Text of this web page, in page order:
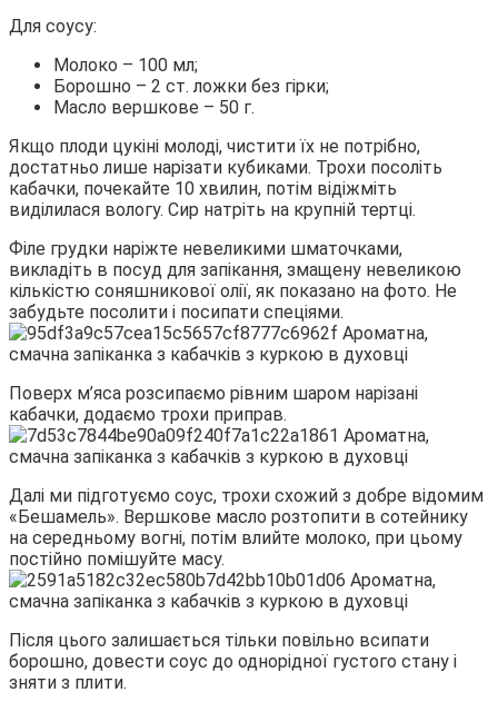
Для соусу:
Молоко – 100 мл;
Борошно – 2 ст. ложки без гірки;
Масло вершкове – 50 г.
Якщо плоди цукіні молоді, чистити їх не потрібно,
достатньо лише нарізати кубиками. Трохи посоліть
кабачки, почекайте 10 хвилин, потім відіжміть
виділилася вологу. Сир натріть на крупній тертці.
Філе грудки наріжте невеликими шматочками,
викладіть в посуд для запікання, змащену невеликою
кількістю соняшникової олії, як показано на фото. Не
забудьте посолити і посипати спеціями.
Поверх м’яса розсипаємо рівним шаром нарізані
кабачки, додаємо трохи приправ.
Далі ми підготуємо соус, трохи схожий з добре відомим
«Бешамель». Вершкове масло розтопити в сотейнику
на середньому вогні, потім влийте молоко, при цьому
постійно помішуйте масу.
Після цього залишається тільки повільно всипати
борошно, довести соус до однорідної густого стану і
зняти з плити.